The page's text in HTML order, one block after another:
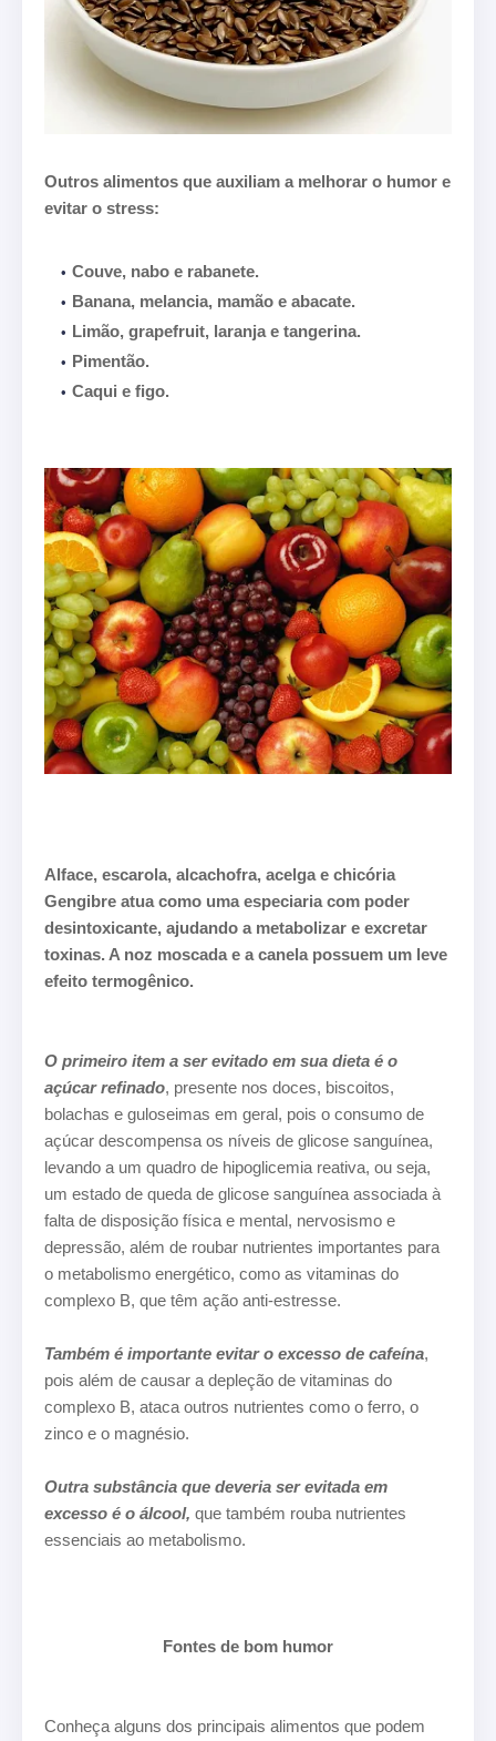
Outros alimentos que auxiliam a melhorar o humor e
evitar o stress:
Couve, nabo e rabanete.
Banana, melancia, mamão e abacate.
Limão, grapefruit, laranja e tangerina.
Pimentão.
Caqui e figo.
Alface, escarola, alcachofra, acelga e chicória
Gengibre atua como uma especiaria com poder
desintoxicante, ajudando a metabolizar e excretar
toxinas. A noz moscada e a canela possuem um leve
efeito termogênico.
O primeiro item a ser evitado em sua dieta é o
açúcar refinado, presente nos doces, biscoitos,
bolachas e guloseimas em geral, pois o consumo de
açúcar descompensa os níveis de glicose sanguínea,
levando a um quadro de hipoglicemia reativa, ou seja,
um estado de queda de glicose sanguínea associada à
falta de disposição física e mental, nervosismo e
depressão, além de roubar nutrientes importantes para
o metabolismo energético, como as vitaminas do
complexo B, que têm ação anti-estresse.
Também é importante evitar o excesso de cafeína,
pois além de causar a depleção de vitaminas do
complexo B, ataca outros nutrientes como o ferro, o
zinco e o magnésio.
Outra substância que deveria ser evitada em
excesso é o álcool, que também rouba nutrientes
essenciais ao metabolismo.
Fontes de bom humor
Conheça alguns dos principais alimentos que podem